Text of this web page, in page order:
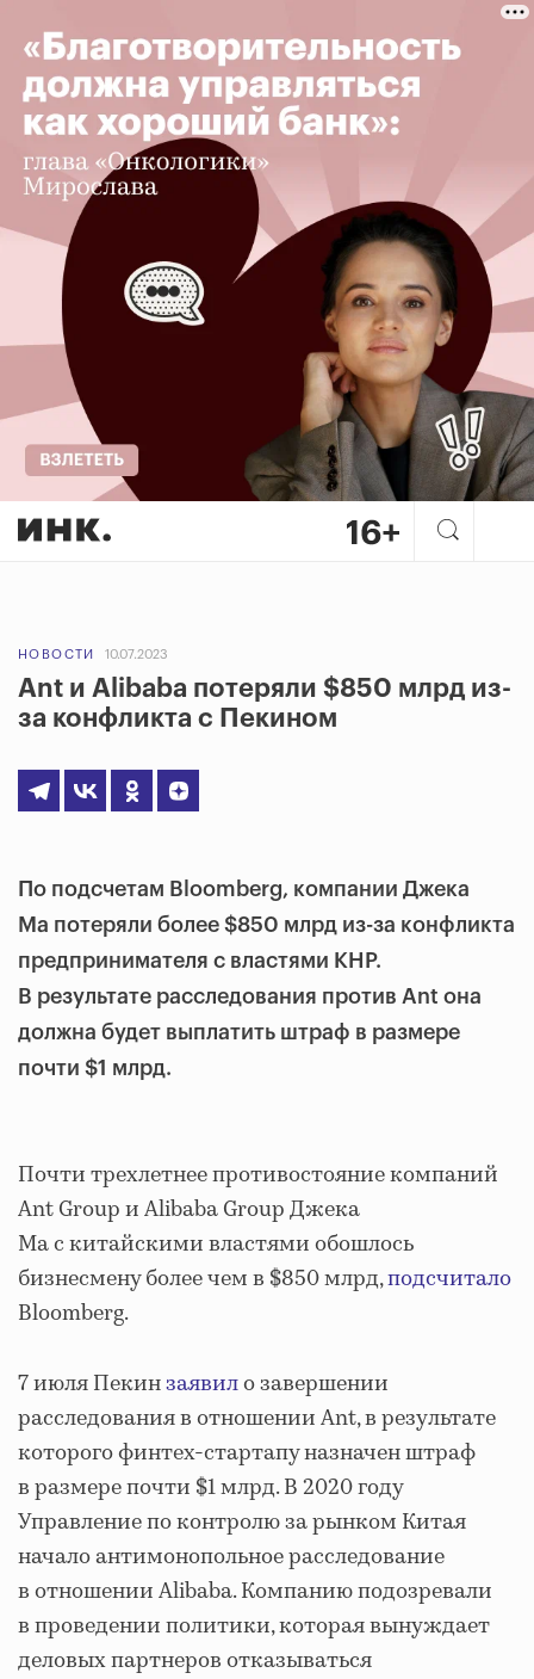
НОВОСТИ 10.07.2023
Ant и Alibaba потеряли $850 млрд из-
за конфликта с Пекином
По подсчетам Bloomberg, компании Джека
Ма потеряли более $850 млрд из-за конфликта
предпринимателя с властями КНР.
В результате расследования против Ant она
должна будет выплатить штраф в размере
почти $1 млрд.
Почти трехлетнее противостояние компаний
Ant Group и Alibaba Group Джека
Ма с китайскими властями обошлось
бизнесмену более чем в $850 млрд,подсчитало
Bloomberg.
7 июля Пекинзаявило завершении
расследования в отношении Ant, в результате
которого финтех-стартапу назначен штраф
в размере почти $1 млрд. В 2020 году
Управление по контролю за рынком Китая
начало антимонопольное расследование
в отношении Alibaba. Компанию подозревали
в проведении политики, которая вынуждает
деловых партнеров отказываться